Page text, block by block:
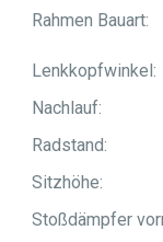
Rahmen Bauart:
Lenkkopfwinkel:
Nachlauf:
Radstand:
Sitzhöhe:
Stoßdämpfer